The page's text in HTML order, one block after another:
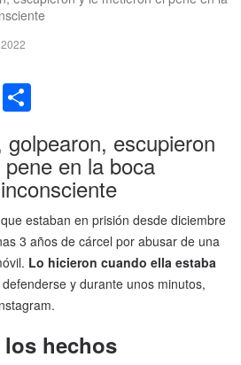
LinkedIn
golpearon, escupieron
en la boca
estaban en prisión desde diciembre
3 años de cárcel por abusar de una
Lo hicieron cuando ella estaba
y durante unos minutos,
hechos